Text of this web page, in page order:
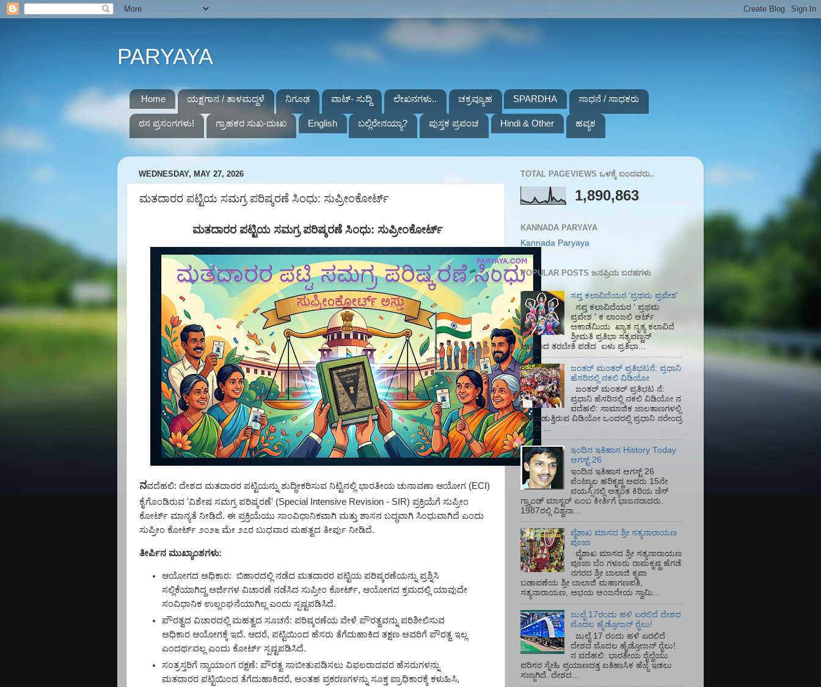
PARYAYA
Home ಯಕ್ಷಗಾನ / ತಾಳಮದ್ದಳೆ ನಿಗೂಢ ವಾಟ್- ಸುದ್ದಿ ಲೇಖನಗಳು.. ಚಕ್ರವ್ಯೂಹ SPARDHA ಸಾಧನೆ / ಸಾಧಕರು
ರಸ ಪ್ರಸಂಗಗಳು! ಗ್ರಾಹಕರ ಸುಖ-ದುಃಖ English ಬಲ್ಲಿರೇನಯ್ಯಾ? ಪುಸ್ತಕ ಪ್ರಪಂಚ Hindi & Other ಹವ್ಯಕ
WEDNESDAY, MAY 27, 2026
ಮತದಾರರ ಪಟ್ಟಿಯ ಸಮಗ್ರ ಪರಿಷ್ಕರಣೆ ಸಿಂಧು: ಸುಪ್ರೀಂಕೋರ್ಟ್‌
ಮತದಾರರ ಪಟ್ಟಿಯ ಸಮಗ್ರ ಪರಿಷ್ಕರಣೆ ಸಿಂಧು: ಸುಪ್ರೀಂಕೋರ್ಟ್‌
ನವದೆಹಲಿ: ದೇಶದ ಮತದಾರರ ಪಟ್ಟಿಯನ್ನು ಶುದ್ಧೀಕರಿಸುವ ನಿಟ್ಟಿನಲ್ಲಿ ಭಾರತೀಯ ಚುನಾವಣಾ ಆಯೋಗ (ECI)
ಕೈಗೊಂಡಿರುವ 'ವಿಶೇಷ ಸಮಗ್ರ ಪರಿಷ್ಕರಣೆ' (Special Intensive Revision - SIR) ಪ್ರಕ್ರಿಯೆಗೆ ಸುಪ್ರೀಂ
ಕೋರ್ಟ್ ಮಾನ್ಯತೆ ನೀಡಿದೆ. ಈ ಪ್ರಕ್ರಿಯೆಯು ಸಾಂವಿಧಾನಿಕವಾಗಿ ಮತ್ತು ಶಾಸನ ಬದ್ಧವಾಗಿ ಸಿಂಧುವಾಗಿದೆ ಎಂದು
ಸುಪ್ರೀಂ ಕೋರ್ಟ್ ೨೦೨೬ ಮೇ ೨೭ರ ಬುಧವಾರ ಮಹತ್ವದ ತೀರ್ಪು ನೀಡಿದೆ.
ತೀರ್ಪಿನ ಮುಖ್ಯಾಂಶಗಳು:
ಆಯೋಗದ ಅಧಿಕಾರ: ಬಿಹಾರದಲ್ಲಿ ನಡೆದ ಮತದಾರರ ಪಟ್ಟಿಯ ಪರಿಷ್ಕರಣೆಯನ್ನು ಪ್ರಶ್ನಿಸಿ
ಸಲ್ಲಿಕೆಯಾಗಿದ್ದ ಅರ್ಜಿಗಳ ವಿಚಾರಣೆ ನಡೆಸಿದ ಸುಪ್ರೀಂ ಕೋರ್ಟ್,ಆಯೋಗದ ಕ್ರಮದಲ್ಲಿ ಯಾವುದೇ
ಸಂವಿಧಾನಿಕ ಉಲ್ಲಂಘನೆಯಾಗಿಲ್ಲ ಎಂದು ಸ್ಪಷ್ಟಪಡಿಸಿದೆ.
ಪೌರತ್ವದ ವಿಚಾರದಲ್ಲಿ ಮಹತ್ವದ ಸೂಚನೆ: ಪರಿಷ್ಕರಣೆಯ ವೇಳೆ ಪೌರತ್ವವನ್ನು ಪರಿಶೀಲಿಸುವ
ಅಧಿಕಾರ ಆಯೋಗಕ್ಕೆ ಇದೆ. ಆದರೆ,ಪಟ್ಟಿಯಿಂದ ಹೆಸರು ತೆಗೆದುಹಾಕಿದ ತಕ್ಷಣ ಅವರಿಗೆ ಪೌರತ್ವ ಇಲ್ಲ
ಎಂದರ್ಥವಲ್ಲ ಎಂದು ಕೋರ್ಟ್ ಸ್ಪಷ್ಟಪಡಿಸಿದೆ.
ಸಂತ್ರಸ್ತರಿಗೆ ನ್ಯಾಯಾಂಗ ರಕ್ಷಣೆ: ಪೌರತ್ವ ಸಾಬೀತುಪಡಿಸಲು ವಿಫಲರಾದವರ ಹೆಸರುಗಳನ್ನು
ಮತದಾರರ ಪಟ್ಟಿಯಿಂದ ತೆಗೆದುಹಾಕಿದರೆ,ಅಂತಹ ಪ್ರಕರಣಗಳನ್ನು ಸೂಕ್ತ ಪ್ರಾಧಿಕಾರಕ್ಕೆ ಕಳುಹಿಸಿ,
TOTAL PAGEVIEWS ಒಳಕ್ಕೆ ಬಂದವರು..
1,890,863
KANNADA PARYAYA
Kannada Paryaya
POPULAR POSTS ಜನಪ್ರಿಯ ಬರಹಗಳು
ಸಪ್ತ ಕಲಾವಿದೆಯರ ʼಪ್ರಥಮ ಪ್ರವೇಶʼ
ಸಪ್ತ ಕಲಾವಿದೆಯರ ʼ ಪ್ರಥಮ
ಪ್ರವೇಶ ʼ ಕ ಲಾಂಜಲಿ ಆರ್ಟ್
ಅಕಾಡೆಮಿಯ‌ ಖ್ಯಾತ ನೃತ್ಯ ಕಲಾವಿದೆ
ಶ್ರೀಮತಿ ಪ್ರತಿಭಾ ಸತ್ಯವಣ್ಣನ್
ಅವರಿಂದ ತರಬೇತಿ ಪಡೆದ ಏಳು ಪ್ರತಿಭಾ...
ಜಂತರ್ ಮಂತರ್ ಪ್ರತಿಭಟನೆ: ಪ್ರಧಾನಿ
ಹೆಸರಿನಲ್ಲಿ ನಕಲಿ ವಿಡಿಯೋ
ಜಂತರ್ ಮಂತರ್ ಪ್ರತಿಭಟ ನೆ:
ಪ್ರಧಾನಿ ಹೆಸರಿನಲ್ಲಿ ನಕಲಿ ವಿಡಿಯೋ ನ
ವದೆಹಲಿ: ಸಾಮಾಜಿಕ ಜಾಲತಾಣಗಳಲ್ಲಿ
ಹರಿದಾಡುತ್ತಿರುವ ವಿಡಿಯೋ ಒಂದರಲ್ಲಿ ಪ್ರಧಾನಿ ನರೇಂದ್ರ
ಮೋದಿ ...
ಇಂದಿನ ಇತಿಹಾಸ History Today
ಆಗಸ್ಟ್ 26
ಇಂದಿನ ಇತಿಹಾಸ ಆಗಸ್ಟ್ 26
ಪೆಂಟ್ಯಾಲ ಹರಿಕೃಷ್ಣ ಅವರು 15ನೇ
ವಯಸ್ಸಿನಲ್ಲಿ ಅತ್ಯಂತ ಕಿರಿಯ ಚೆಸ್
ಗ್ರ್ಯಾಂಡ್ ಮಾಸ್ಟರ್ ಎಂಬ ಕೀರ್ತಿಗೆ ಭಾಜನರಾದರು.
1987ರಲ್ಲಿ ವಿಶ್ವನಾ...
ವೈಶಾಖ ಮಾಸದ ಶ್ರೀ ಸತ್ಯನಾರಾಯಣ
ಪೂಜಾ
ವೈಶಾಖ ಮಾಸದ ಶ್ರೀ ಸತ್ಯನಾರಾಯಣ
ಪೂಜಾ ಬೆಂ ಗಳೂರು ರಾಮಕೃಷ್ಣ ಹೆಗಡೆ
ನಗರದ ಶ್ರೀ ಬಾಲಾಜಿ ಕೃಪಾ
ಬಡಾವಣೆಯ ಶ್ರೀ ಬಾಲಾಜಿ ಮಹಾಗಣಪತಿ,
ಸತ್ಯನಾರಾಯಣ, ಅಭಯ ಆಂಜನೇಯ ಸ್ವಾಮಿ...
ಜುಲೈ 17ರಂದು ಹಳಿ ಏರಲಿದೆ ದೇಶದ
ಮೊದಲ ಹೈಡ್ರೋಜನ್ ರೈಲು!
ಜುಲೈ 17 ರಂದು ಹಳಿ ಏರಲಿದೆ
ದೇಶದ ಮೊದಲ ಹೈಡ್ರೋಜನ್ ರೈಲು!
ನ ವದೆಹಲಿ: ಭಾರತೀಯ ರೈಲ್ವೆಯು
ಪರಿಸರ ಸ್ನೇಹಿ ಪ್ರಯಾಣದತ್ತ ಐತಿಹಾಸಿಕ ಹೆಜ್ಜೆ ಇಡಲು
ಸಜ್ಜಾಗಿದೆ. ದೇಶದ...